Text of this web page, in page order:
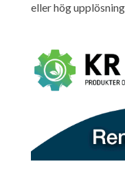
eller hög